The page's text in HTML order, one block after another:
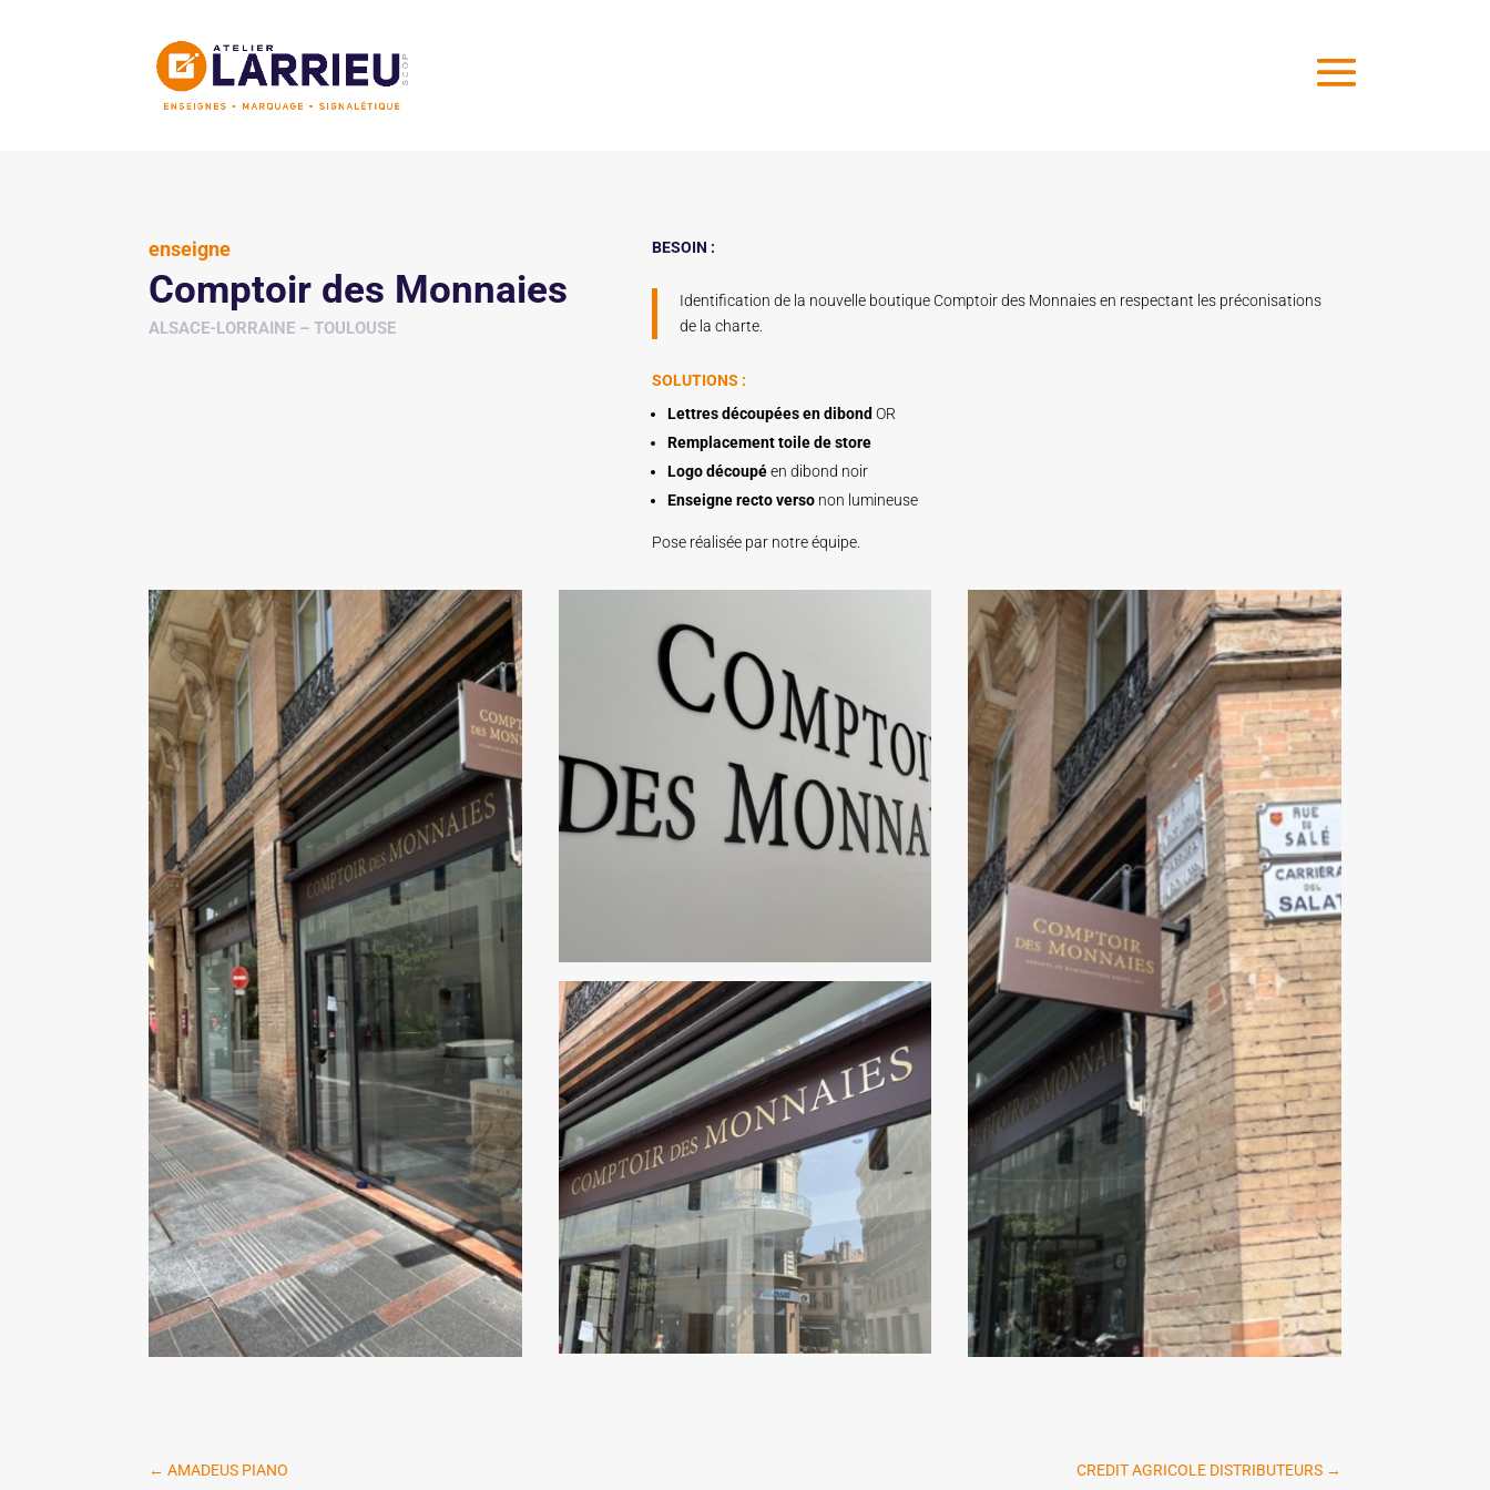
enseigne
Comptoir des Monnaies
ALSACE-LORRAINE – TOULOUSE
BESOIN :
Identification de la nouvelle boutique Comptoir des Monnaies en respectant les préconisations
de la charte.
SOLUTIONS :
Lettres découpées en dibond OR
Remplacement toile de store
Logo découpéen dibond noir
Enseigne recto verso non lumineuse
Pose réalisée par notre équipe.
← AMADEUS PIANO CREDIT AGRICOLE DISTRIBUTEURS →